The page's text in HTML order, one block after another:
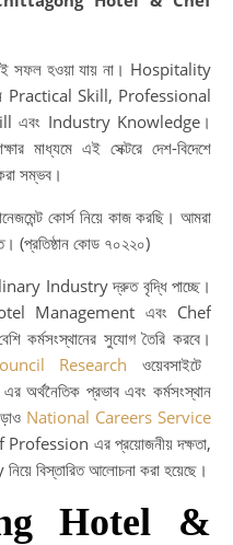
সফল হওয়া যায় না। Hospitality
Practical Skill, Professional
এবং Industry Knowledge।
মাধ্যমে এই সেক্টরে দেশ-বিদেশে
সম্ভব।
কোর্স নিয়ে কাজ করছি। আমরা
(প্রতিষ্ঠান কোড ৭০২২০)
Industry দ্রুত বৃদ্ধি পাচ্ছে।
Hotel Management এবং Chef
কর্মসংস্থানের সুযোগ তৈরি করবে।
Research ওয়েবসাইটে
প্রভাব এবং কর্মসংস্থান
National Careers Service
Profession এর প্রয়োজনীয় দক্ষতা,
বিস্তারিত আলোচনা করা হয়েছে।
Hotel &